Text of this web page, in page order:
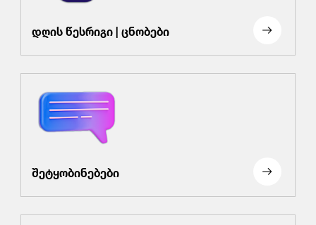
დღის წესრიგი | ცნობები
შეტყობინებები